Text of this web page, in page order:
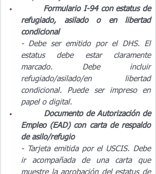
Formulario I-94 con estatus de
refugiado, asilado o en libertad
condicional
- Debe ser emitido por el DHS. El
estatus debe estar claramente
marcado. Debe incluir
refugiado/asilado/en libertad
condicional. Puede ser impreso en
papel o digital.
Documento de Autorización de
Empleo (EAD) con carta de respaldo
de asilo/refugio
- Tarjeta emitida por el USCIS. Debe
ir acompañada de una carta que